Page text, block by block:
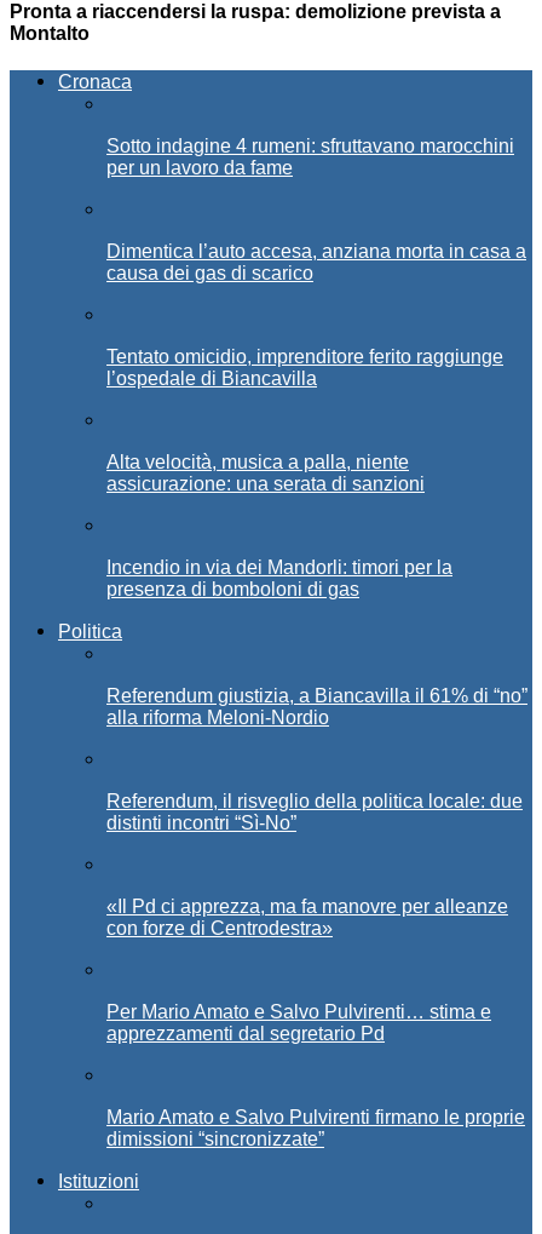
Pronta a riaccendersi la ruspa: demolizione prevista a
Montalto
Cronaca
Sotto indagine 4 rumeni: sfruttavano marocchini
per un lavoro da fame
Dimentica l’auto accesa, anziana morta in casa a
causa dei gas di scarico
Tentato omicidio, imprenditore ferito raggiunge
l’ospedale di Biancavilla
Alta velocità, musica a palla, niente
assicurazione: una serata di sanzioni
Incendio in via dei Mandorli: timori per la
presenza di bomboloni di gas
Politica
Referendum giustizia, a Biancavilla il 61% di “no”
alla riforma Meloni-Nordio
Referendum, il risveglio della politica locale: due
distinti incontri “Sì-No”
«Il Pd ci apprezza, ma fa manovre per alleanze
con forze di Centrodestra»
Per Mario Amato e Salvo Pulvirenti… stima e
apprezzamenti dal segretario Pd
Mario Amato e Salvo Pulvirenti firmano le proprie
dimissioni “sincronizzate”
Istituzioni